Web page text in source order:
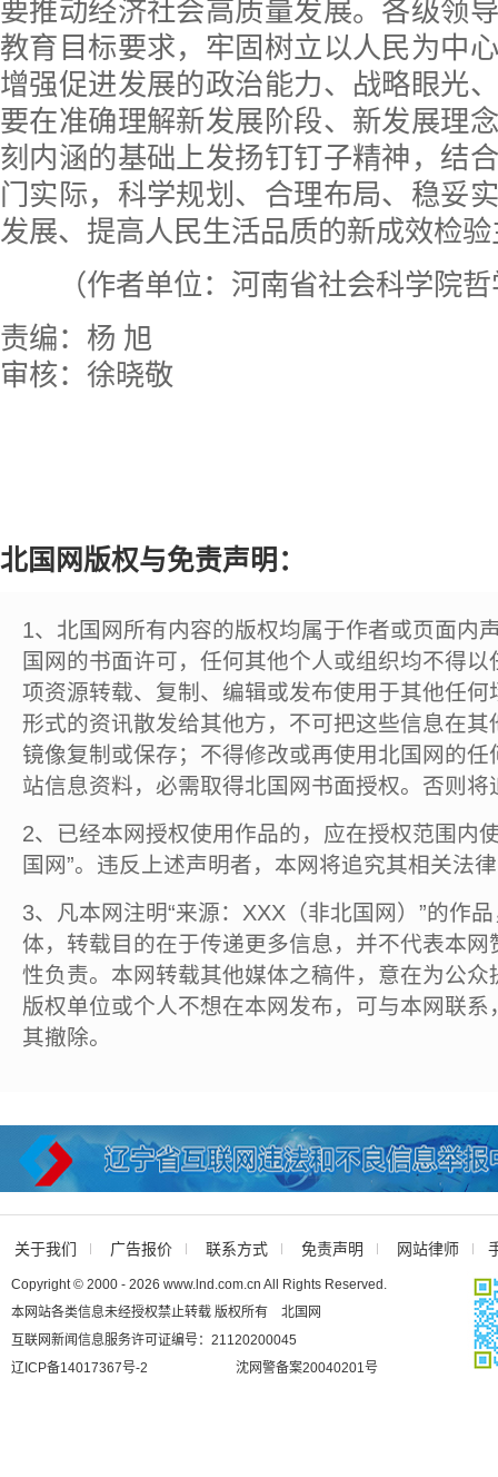
要推动经济社会高质量发展。各级领
教育目标要求，牢固树立以人民为中
增强促进发展的政治能力、战略眼光
要在准确理解新发展阶段、新发展理
刻内涵的基础上发扬钉钉子精神，结
门实际，科学规划、合理布局、稳妥
发展、提高人民生活品质的新成效检
（作者单位：河南省社会科学院哲
责编：杨 旭
审核：徐晓敬
北国网版权与免责声明：
1、北国网所有内容的版权均属于作者或页面内
国网的书面许可，任何其他个人或组织均不得
项资源转载、复制、编辑或发布使用于其他任
形式的资讯散发给其他方，不可把这些信息在
镜像复制或保存；不得修改或再使用北国网的
站信息资料，必需取得北国网书面授权。否则将
2、已经本网授权使用作品的，应在授权范围内
国网”。违反上述声明者，本网将追究其相关法
3、凡本网注明“来源：XXX（非北国网）”的作
体，转载目的在于传递更多信息，并不代表本
性负责。本网转载其他媒体之稿件，意在为公
版权单位或个人不想在本网发布，可与本网联
其撤除。
关于我们 广告报价 联系方式 免责声明 网站律师
Copyright © 2000 - 2026 www.lnd.com.cn All Rights Reserved.
本网站各类信息未经授权禁止转载 版权所有 北国网
互联网新闻信息服务许可证编号：21120200045
辽ICP备14017367号-2
沈网警备案20040201号